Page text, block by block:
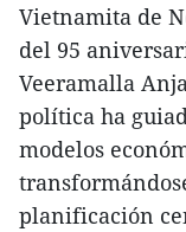
Vietnamita de
del 95
Veeramalla
política ha
modelos
planificación